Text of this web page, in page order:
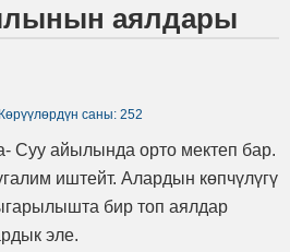
аялдары
Көрүүлөрдүн саны: 252
Суу айылында орто мектеп бар.
иштейт. Алардын көпчүлүгү
бир топ аялдар
эле.